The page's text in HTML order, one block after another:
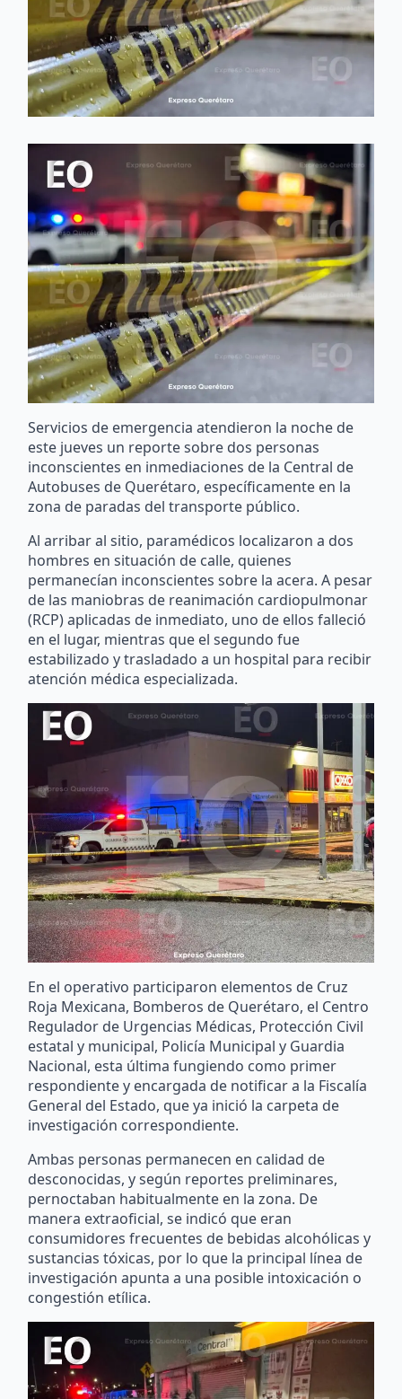
Servicios de emergencia atendieron la noche de
este jueves un reporte sobre dos personas
inconscientes en inmediaciones de la Central de
Autobuses de Querétaro, específicamente en la
zona de paradas del transporte público.
Al arribar al sitio, paramédicos localizaron a dos
hombres en situación de calle, quienes
permanecían inconscientes sobre la acera. A pesar
de las maniobras de reanimación cardiopulmonar
(RCP) aplicadas de inmediato, uno de ellos falleció
en el lugar, mientras que el segundo fue
estabilizado y trasladado a un hospital para recibir
atención médica especializada.
En el operativo participaron elementos de Cruz
Roja Mexicana, Bomberos de Querétaro, el Centro
Regulador de Urgencias Médicas, Protección Civil
estatal y municipal, Policía Municipal y Guardia
Nacional, esta última fungiendo como primer
respondiente y encargada de notificar a la Fiscalía
General del Estado, que ya inició la carpeta de
investigación correspondiente.
Ambas personas permanecen en calidad de
desconocidas, y según reportes preliminares,
pernoctaban habitualmente en la zona. De
manera extraoficial, se indicó que eran
consumidores frecuentes de bebidas alcohólicas y
sustancias tóxicas, por lo que la principal línea de
investigación apunta a una posible intoxicación o
congestión etílica.